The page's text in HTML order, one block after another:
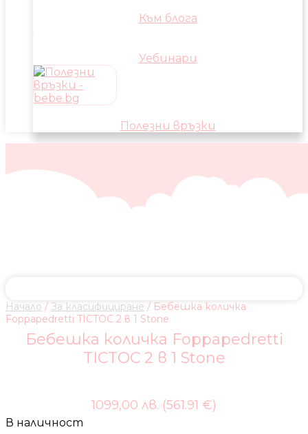
Към блога
Уебинари
Полезни връзки
Начало / За класифициране / Бебешка количка
Foppapedretti TICTOC 2 в 1 Stone
Бебешка количка Foppapedretti
TICTOC 2 в 1 Stone
1099,00 лв. (561.91 €)
В наличност